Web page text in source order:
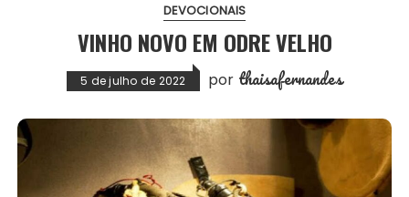
DEVOCIONAIS
VINHO NOVO EM ODRE VELHO
5 de julho de 2022 por thaisafernandes